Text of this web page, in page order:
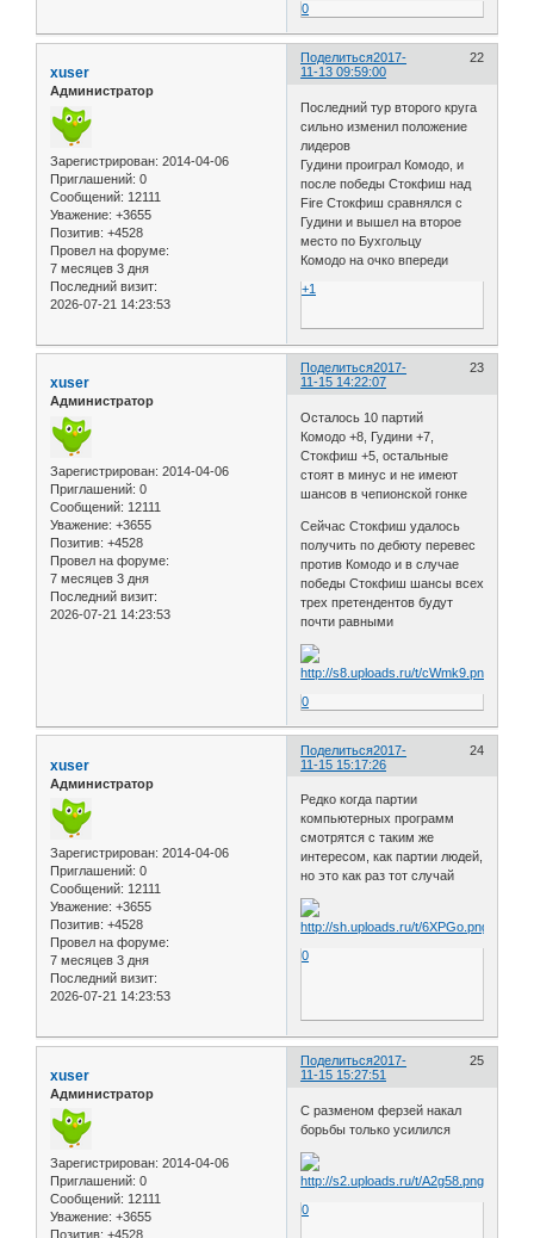
0
Поделиться 22
2017-
11-13 09:59:00
xuser
Администратор
Зарегистрирован: 2014-04-06
Приглашений: 0
Сообщений: 12111
Уважение: +3655
Позитив: +4528
Провел на форуме:
7 месяцев 3 дня
Последний визит:
2026-07-21 14:23:53
Последний тур второго круга
сильно изменил положение
лидеров
Гудини проиграл Комодо, и
после победы Стокфиш над
Fire Стокфиш сравнялся с
Гудини и вышел на второе
место по Бухгольцу
Комодо на очко впереди
+1
Поделиться 23
2017-
11-15 14:22:07
xuser
Администратор
Зарегистрирован: 2014-04-06
Приглашений: 0
Сообщений: 12111
Уважение: +3655
Позитив: +4528
Провел на форуме:
7 месяцев 3 дня
Последний визит:
2026-07-21 14:23:53
Осталось 10 партий
Комодо +8, Гудини +7,
Стокфиш +5, остальные
стоят в минус и не имеют
шансов в чепионской гонке
Сейчас Стокфиш удалось
получить по дебюту перевес
против Комодо и в случае
победы Стокфиш шансы всех
трех претендентов будут
почти равными
0
Поделиться 24
2017-
11-15 15:17:26
xuser
Администратор
Зарегистрирован: 2014-04-06
Приглашений: 0
Сообщений: 12111
Уважение: +3655
Позитив: +4528
Провел на форуме:
7 месяцев 3 дня
Последний визит:
2026-07-21 14:23:53
Редко когда партии
компьютерных программ
смотрятся с таким же
интересом, как партии людей,
но это как раз тот случай
0
Поделиться 25
2017-
11-15 15:27:51
xuser
Администратор
Зарегистрирован: 2014-04-06
Приглашений: 0
Сообщений: 12111
Уважение: +3655
Позитив: +4528
С разменом ферзей накал
борьбы только усилился
0